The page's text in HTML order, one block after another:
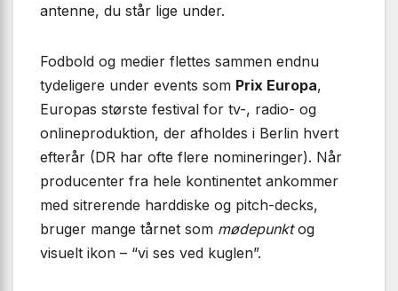
antenne, du står lige under.
Fodbold og medier flettes sammen endnu
tydeligere under events som Prix Europa,
Europas største festival for tv-, radio- og
onlineproduktion, der afholdes i Berlin hvert
efterår (DR har ofte flere nomineringer). Når
producenter fra hele kontinentet ankommer
med sitrerende harddiske og pitch-decks,
bruger mange tårnet som mødepunktog
visuelt ikon – “vi ses ved kuglen”.